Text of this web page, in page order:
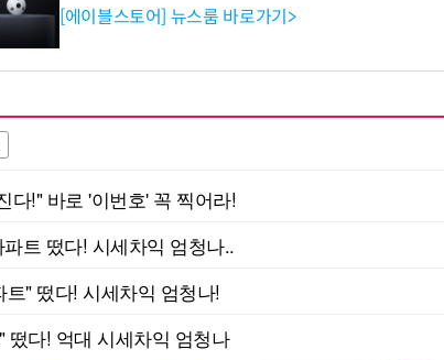
[에이블스토어] 뉴스룸 바로가기>